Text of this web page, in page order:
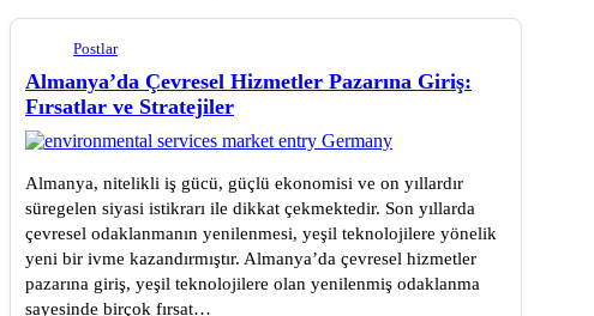
Postlar
Almanya’da Çevresel Hizmetler Pazarına Giriş:
Fırsatlar ve Stratejiler
Almanya, nitelikli iş gücü, güçlü ekonomisi ve on yıllardır
süregelen siyasi istikrarı ile dikkat çekmektedir. Son yıllarda
çevresel odaklanmanın yenilenmesi, yeşil teknolojilere yönelik
yeni bir ivme kazandırmıştır. Almanya’da çevresel hizmetler
pazarına giriş, yeşil teknolojilere olan yenilenmiş odaklanma
sayesinde birçok fırsat…